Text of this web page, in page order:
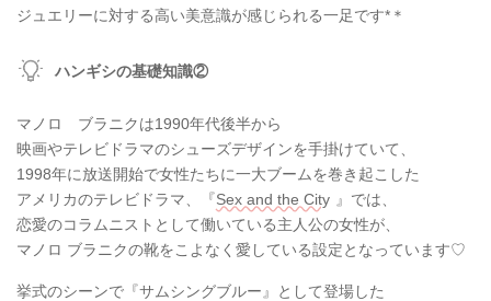
ジュエリーに対する高い美意識が感じられる一足です*＊
ハンギシの基礎知識②
マノロ ブラニクは1990年代後半から
映画やテレビドラマのシューズデザインを手掛けていて、
1998年に放送開始で女性たちに一大ブームを巻き起こした
アメリカのテレビドラマ、『Sex and the City 』では、
恋愛のコラムニストとして働いている主人公の女性が、
マノロ ブラニクの靴をこよなく愛している設定となっています♡
挙式のシーンで『サムシングブルー』として登場した